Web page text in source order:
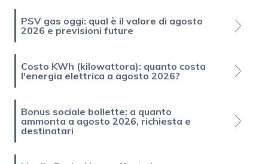
PSV gas oggi: qual è il valore di agosto
2026 e previsioni future
Costo KWh (kilowattora): quanto costa
l'energia elettrica a agosto 2026?
Bonus sociale bollette: a quanto
ammonta a agosto 2026, richiesta e
destinatari